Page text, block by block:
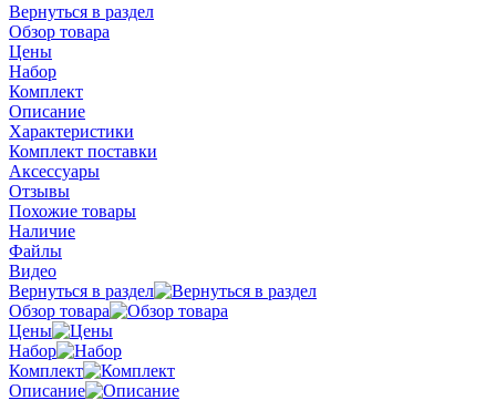
Вернуться в раздел
Обзор товара
Цены
Набор
Комплект
Описание
Характеристики
Комплект поставки
Аксессуары
Отзывы
Похожие товары
Наличие
Файлы
Видео
Вернуться в раздел
Обзор товара
Цены
Набор
Комплект
Описание